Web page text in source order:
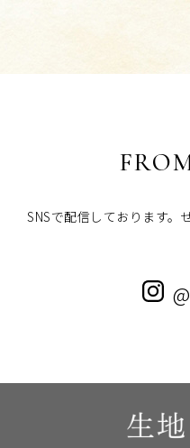
SNSで配信しております。